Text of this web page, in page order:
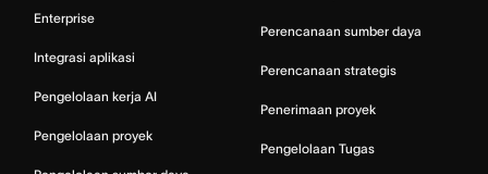
Enterprise
Integrasi aplikasi
Pengelolaan kerja AI
Pengelolaan proyek
Perencanaan sumber daya
Perencanaan strategis
Penerimaan proyek
Pengelolaan Tugas